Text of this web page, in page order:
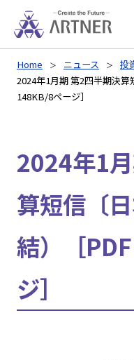
Home ニュース
投
2024年1月期 第2四半期決
148KB/8ページ］
2024年1
算短信〔
結）［
ジ］